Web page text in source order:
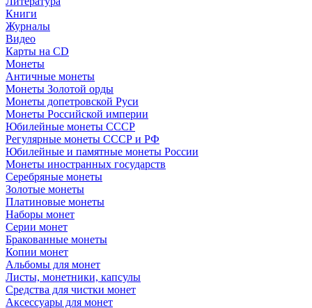
Книги
Журналы
Видео
Карты на CD
Монеты
Античные монеты
Монеты Золотой орды
Монеты допетровской Руси
Монеты Российской империи
Юбилейные монеты СССР
Регулярные монеты СССР и РФ
Юбилейные и памятные монеты России
Монеты иностранных государств
Серебряные монеты
Золотые монеты
Платиновые монеты
Наборы монет
Серии монет
Бракованные монеты
Копии монет
Альбомы для монет
Листы, монетники, капсулы
Средства для чистки монет
Аксессуары для монет